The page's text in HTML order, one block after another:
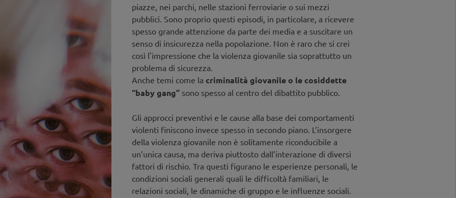
piazze, nei parchi, nelle stazioni ferroviarie o sui mezzi
pubblici. Sono proprio questi episodi, in particolare, a ricevere
spesso grande attenzione da parte dei media e a suscitare un
senso di insicurezza nella popolazione. Non è raro che si crei
così l'impressione che la violenza giovanile sia soprattutto un
problema di sicurezza.
Anche temi come la criminalità giovanile o le cosiddette
“baby gang” sono spesso al centro del dibattito pubblico.
Gli approcci preventivi e le cause alla base dei comportamenti
violenti finiscono invece spesso in secondo piano. L’insorgere
della violenza giovanile non è solitamente riconducibile a
un’unica causa, ma deriva piuttosto dall’interazione di diversi
fattori di rischio. Tra questi figurano le esperienze personali, le
condizioni sociali generali quali le difficoltà familiari, le
relazioni sociali, le dinamiche di gruppo e le influenze sociali.